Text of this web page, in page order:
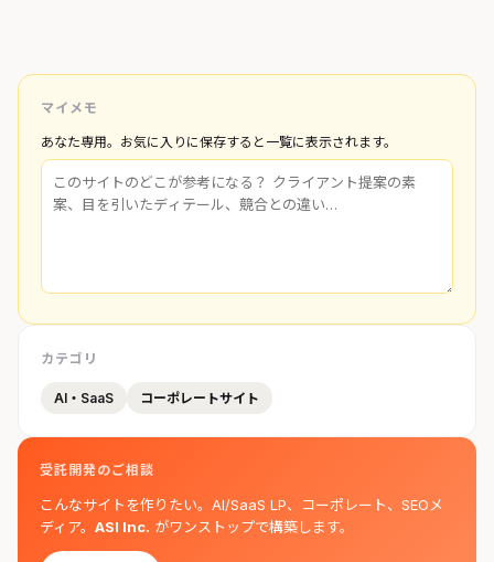
マイメモ
あなた専用。お気に入りに保存すると一覧に表示されます。
カテゴリ
AI・SaaS コーポレートサイト
受託開発のご相談
こんなサイトを作りたい。AI/SaaS LP、コーポレート、SEOメ
ディア。 ASI Inc. がワンストップで構築します。